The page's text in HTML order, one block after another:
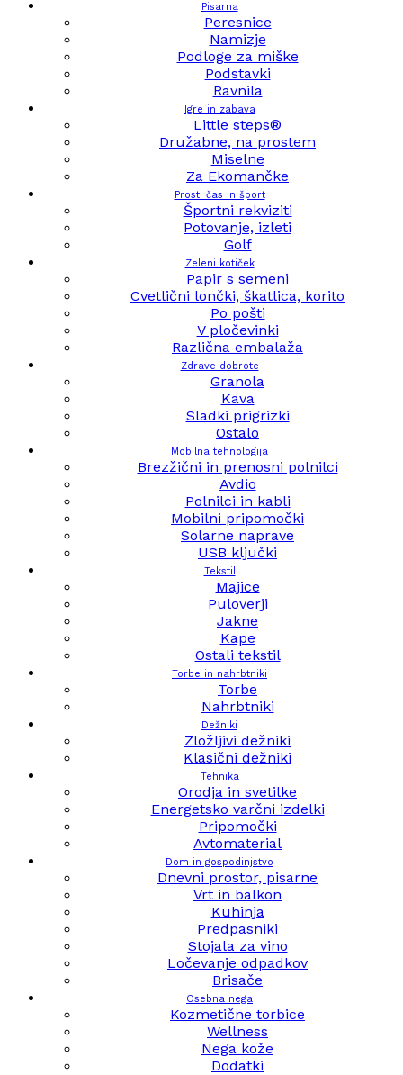
Pisarna
Peresnice
Namizje
Podloge za miške
Podstavki
Ravnila
Igre in zabava
Little steps®
Družabne, na prostem
Miselne
Za Ekomančke
Prosti čas in šport
Športni rekviziti
Potovanje, izleti
Golf
Zeleni kotiček
Papir s semeni
Cvetlični lončki, škatlica, korito
Po pošti
V pločevinki
Različna embalaža
Zdrave dobrote
Granola
Kava
Sladki prigrizki
Ostalo
Mobilna tehnologija
Brezžični in prenosni polnilci
Avdio
Polnilci in kabli
Mobilni pripomočki
Solarne naprave
USB ključki
Tekstil
Majice
Puloverji
Jakne
Kape
Ostali tekstil
Torbe in nahrbtniki
Torbe
Nahrbtniki
Dežniki
Zložljivi dežniki
Klasični dežniki
Tehnika
Orodja in svetilke
Energetsko varčni izdelki
Pripomočki
Avtomaterial
Dom in gospodinjstvo
Dnevni prostor, pisarne
Vrt in balkon
Kuhinja
Predpasniki
Stojala za vino
Ločevanje odpadkov
Brisače
Osebna nega
Kozmetične torbice
Wellness
Nega kože
Dodatki